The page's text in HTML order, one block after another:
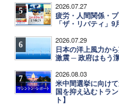
5 2026.07.27
疲労・人間関係・
「ザ・リバティ」
6 2026.07.29
日本の洋上風力か
激震 ─ 政府はもう
7 2026.08.03
米中間選挙に向け
国を抑え込むトラ
ト】